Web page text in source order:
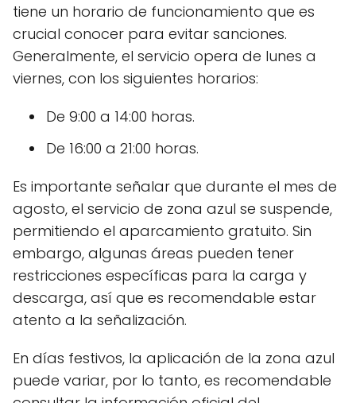
tiene un horario de funcionamiento que es
crucial conocer para evitar sanciones.
Generalmente, el servicio opera de lunes a
viernes, con los siguientes horarios:
De 9:00 a 14:00 horas.
De 16:00 a 21:00 horas.
Es importante señalar que durante el mes de
agosto, el servicio de zona azul se suspende,
permitiendo el aparcamiento gratuito. Sin
embargo, algunas áreas pueden tener
restricciones específicas para la carga y
descarga, así que es recomendable estar
atento a la señalización.
En días festivos, la aplicación de la zona azul
puede variar, por lo tanto, es recomendable